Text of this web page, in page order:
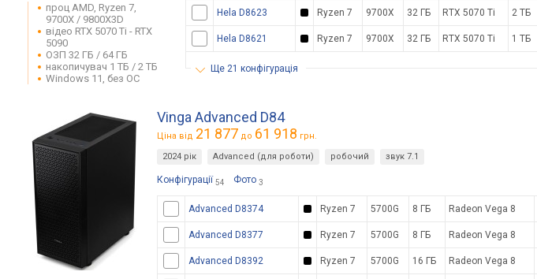
проц AMD, Ryzen 7,
9700X / 9800X3D
відео RTX 5070 Ti - RTX
5090
ОЗП 32 ГБ / 64 ГБ
накопичувач 1 ТБ / 2 ТБ
Windows 11, без ОС
Hela D8623 Ryzen 7 9700X 32 ГБ RTX 5070 Ti 2 ТБ
Hela D8621 Ryzen 7 9700X 32 ГБ RTX 5070 Ti 1 ТБ
ще 21 конфігурація
Vinga Advanced D84
Ціна від 21 877 до 61 918 грн.
2024 рік
Advanced (для роботи) робочий звук 7.1
Конфігурації 54 Фото 3
Advanced D8374 Ryzen 7 5700G 8 ГБ Radeon Vega 8
Advanced D8377 Ryzen 7 5700G 8 ГБ Radeon Vega 8
Advanced D8392 Ryzen 7 5700G 16 ГБ Radeon Vega 8